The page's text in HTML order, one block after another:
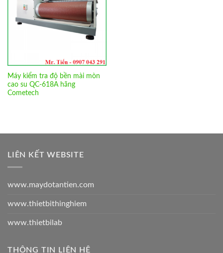
Máy kiểm tra độ bền mài mòn
cao su QC-618A hãng
Cometech
LIÊN KẾT WEBSITE
www.maydotantien.com
www.thietbithinghiem
www.thietbilab
THÔNG TIN LIÊN HỆ